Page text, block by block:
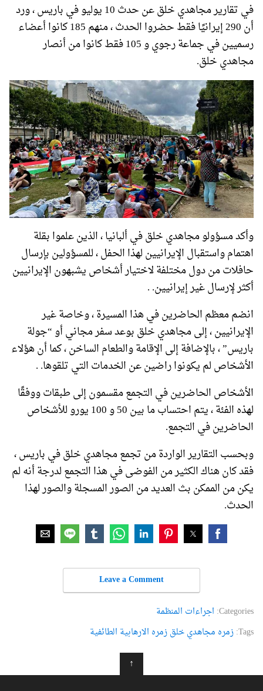
في تقارير مجاهدي خلق عن حدث 10 يوليو في باريس ، ورد
أن 290 إيرانيًا فقط حضروا الحدث ، منهم 185 كانوا أعضاء
رسميين في جماعة رجوي و 105 فقط كانوا من أنصار
مجاهدي خلق.
وأكد مسؤولو مجاهدي خلق في ألبانيا ، الذين علموا بقلة
اهتمام واستقبال الإيرانيين لهذا الحفل ، للمسؤولين بإرسال
حافلات من دول مختلفة لاختيار أشخاص يشبهون الإيرانيين
أكثر لإرسال غير إيرانيين. .
انضم معظم الحاضرين في هذا المسيرة ، وخاصة غير
الإيرانيين ، إلى مجاهدي خلق بوعد سفر مجاني أو “جولة
باريس” ، بالإضافة إلى الإقامة والطعام الساخن ، كما أن هؤلاء
الأشخاص لم يكونوا راضين عن الخدمات التي تلقوها. .
الأشخاص الحاضرين في التجمع مقسمون إلى طبقات ووفقًا
لهذه الفئة ، يتم احتساب ما بين 50 و 100 يورو للأشخاص
الحاضرين في التجمع.
وبحسب التقارير الواردة من تجمع مجاهدي خلق في باريس ،
فقد كان هناك الكثير من الفوضى في هذا التجمع لدرجة أنه لم
يكن من الممكن بث العديد من الصور المسجلة والصور لهذا
الحدث.
Leave a Comment
Categories: اجراءات المنظمة
Tags: زمره مجاهدي خلق زمره الارهابية الطائفية
↑